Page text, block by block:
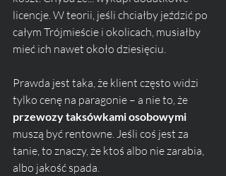
licencje. W teorii, jeśli chciałby jeździć po
całym Trójmieście i okolicach, musiałby
mieć ich nawet około dziesięciu.
Prawda jest taka, że klient często widzi
tylko cenę na paragonie – a nie to, że
przewozy taksówkami osobowymi
muszą być rentowne. Jeśli coś jest za
tanie, to znaczy, że ktoś albo nie zarabia,
albo jakość spada.